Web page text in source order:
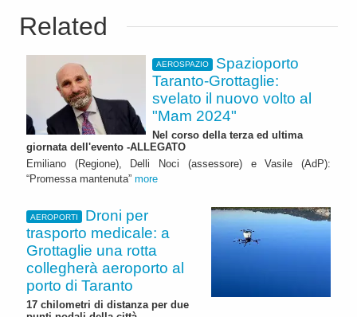
Related
AEROSPAZIO
Spazioporto
Taranto-Grottaglie:
svelato il nuovo volto al
"Mam 2024"
Nel corso della terza ed ultima
giornata dell'evento -ALLEGATO
Emiliano (Regione), Delli Noci (assessore) e Vasile (AdP):
“Promessa mantenuta” more
AEROPORTI
Droni per
trasporto medicale: a
Grottaglie una rotta
collegherà aeroporto al
porto di Taranto
17 chilometri di distanza per due